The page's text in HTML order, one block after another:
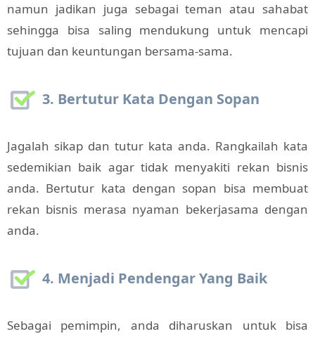
namun jadikan juga sebagai teman atau sahabat
sehingga bisa saling mendukung untuk mencapi
tujuan dan keuntungan bersama-sama.
3. Bertutur Kata Dengan Sopan
Jagalah sikap dan tutur kata anda. Rangkailah kata
sedemikian baik agar tidak menyakiti rekan bisnis
anda. Bertutur kata dengan sopan bisa membuat
rekan bisnis merasa nyaman bekerjasama dengan
anda.
4. Menjadi Pendengar Yang Baik
Sebagai pemimpin, anda diharuskan untuk bisa